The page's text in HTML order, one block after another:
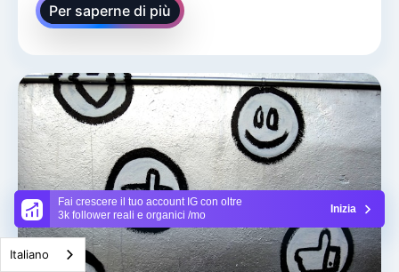
Fai crescere il tuo account IG con oltre
3k follower reali e organici /mo
Inizia
Per saperne di più
Italiano